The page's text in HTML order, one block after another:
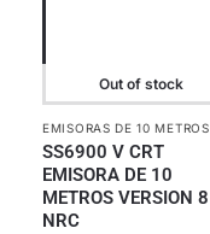
Out of stock
EMISORAS DE 10 METROS
SS6900 V CRT
EMISORA DE 10
METROS VERSION 8
NRC